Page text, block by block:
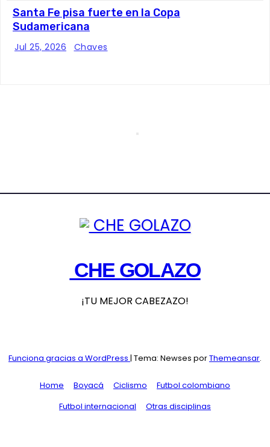
Santa Fe pisa fuerte en la Copa
Sudamericana
Jul 25, 2026 Chaves
CHE GOLAZO
¡TU MEJOR CABEZAZO!
Funciona gracias a WordPress | Tema: Newses porThemeansar.
Home Boyacá Ciclismo
Futbol colombiano
Futbol internacional
Otras disciplinas